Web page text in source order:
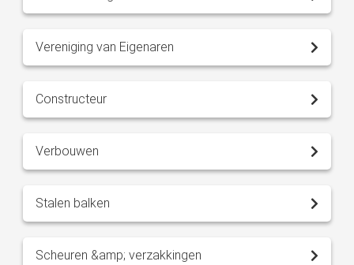
Vereniging van Eigenaren
Constructeur
Verbouwen
Stalen balken
Scheuren &amp; verzakkingen